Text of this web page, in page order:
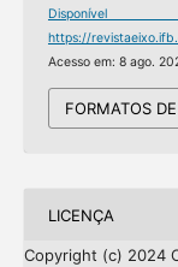
https://
Acesso em: 8 ago.
FORMATOS
LICENÇA
Copyright (c) 2024